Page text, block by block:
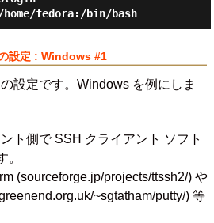
fedora:x:1000:1000::/home/fedora:/bin/bash
設定 : Windows #1
設定です。Windows を例にしま
ト側で SSH クライアント ソフト
。
(sourceforge.jp/projects/ttssh2/) や
~sgtatham/putty/) 等